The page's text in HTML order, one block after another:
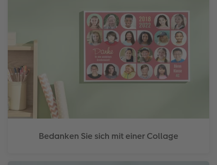
Bedanken Sie sich mit einer Collage